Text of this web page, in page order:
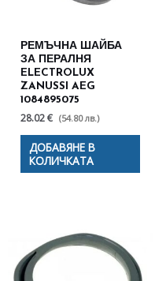
РЕМЪЧНА ШАЙБА
ЗА ПЕРАЛНЯ
ELECTROLUX
ZANUSSI AEG
1084895075
28.02 € (54.80 лв.)
ДОБАВЯНЕ В
КОЛИЧКАТА